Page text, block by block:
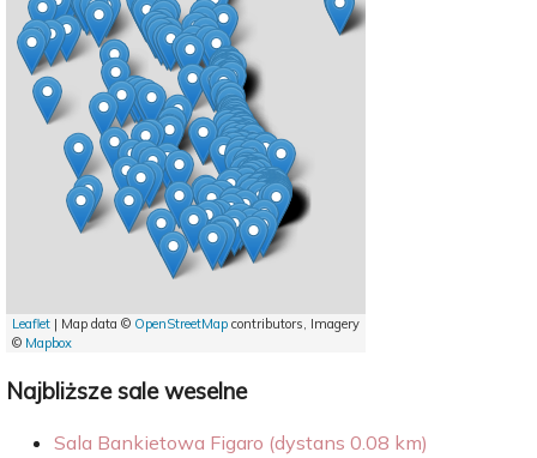
Leaflet | Map data © OpenStreetMap contributors, Imagery
© Mapbox
Najbliższe sale weselne
Sala Bankietowa Figaro (dystans 0.08 km)